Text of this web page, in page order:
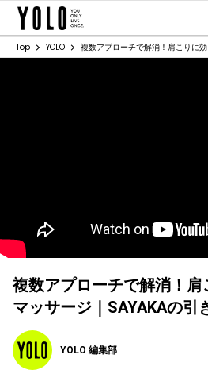
Top YOLO 複数アプローチで解消！肩こりに
複数アプローチで解消！
マッサージ｜SAYAKAの引
YOLO 編集部